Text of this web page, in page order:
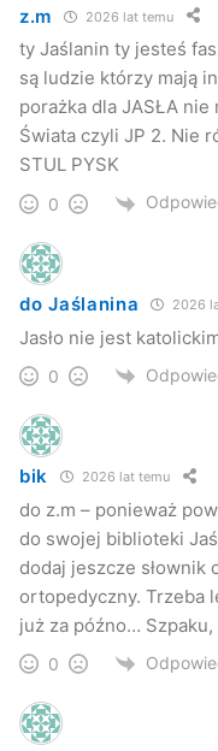
z.m 2026 lat temu
ty Jaślanin ty jesteś
są ludzie którzy mają
porażka dla JASŁA
Świata czyli JP 2. Nie
STUL PYSK
0
do Jaślanina 2026
Jasło nie jest
0
bik 2026 lat temu
do z.m – ponieważ
do swojej biblioteki
dodaj jeszcze
ortopedyczny. Trzeba
już za późno…
0